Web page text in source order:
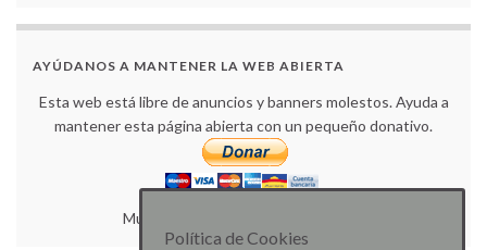
AYÚDANOS A MANTENER LA WEB ABIERTA
Esta web está libre de anuncios y banners molestos. Ayuda a
mantener esta página abierta con un pequeño donativo.
Muchas gracias por tu colaboración.
Política de Cookies